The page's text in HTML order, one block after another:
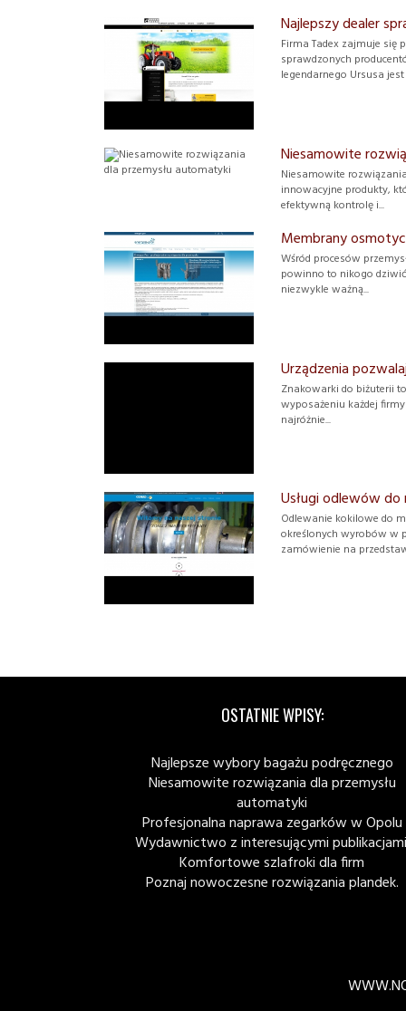
Najlepszy dealer
Firma Tadex zajmuje się
sprawdzonych
legendarnego Ursusa jest
Niesamowite
Niesamowite
innowacyjne produkty,
efektywną kontrolę i...
Membrany
Wśród procesów
powinno to nikogo
niezwykle ważną...
Urządzenia
Znakowarki do biżuterii
wyposażeniu każdej
najróżnie...
Usługi odlewów
Odlewanie kokilowe do
określonych wyrobów w
zamówienie na
OSTATNIE WPISY:
Najlepsze wybory bagażu podręcznego
Niesamowite rozwiązania dla przemysłu
automatyki
Profesjonalna naprawa zegarków w Opolu
Wydawnictwo z interesującymi
Komfortowe szlafroki dla firm
Poznaj nowoczesne rozwiązania plandek.